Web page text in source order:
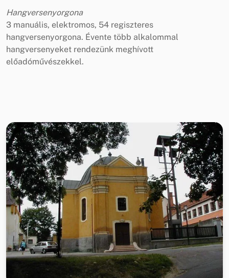
Hangversenyorgona
3 manuális, elektromos, 54 regiszteres
hangversenyorgona. Évente több alkalommal
hangversenyeket rendezünk meghívott
előadóművészekkel.